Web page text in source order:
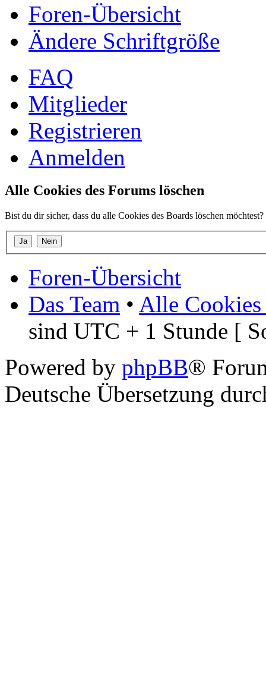
Foren-Übersicht
Ändere Schriftgröße
FAQ
Mitglieder
Registrieren
Anmelden
Alle Cookies des Forums löschen
Bist du dir sicher, dass du alle Cookies des Boards löschen möchtest?
Foren-Übersicht
Das Team • Alle Cookies
sind UTC + 1 Stunde [
Powered by phpBB®
Deutsche Übersetzung